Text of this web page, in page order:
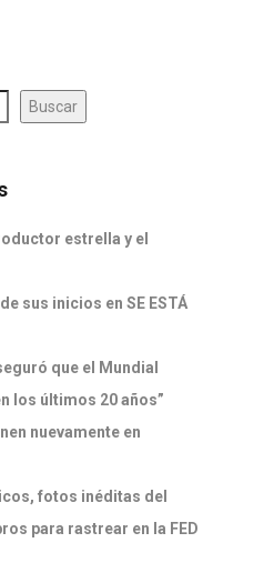
Buscar
estrella y el
sus inicios en SE ESTÁ
que el Mundial
los últimos 20 años”
nuevamente en
fotos inéditas del
para rastrear en la FED